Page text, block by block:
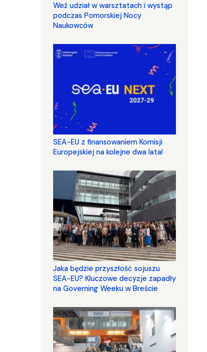
Weź udział w warsztatach i wystąp
podczas Pomorskiej Nocy
Naukowców
SEA-EU z finansowaniem Komisji
Europejskiej na kolejne dwa lata!
Jaka będzie przyszłość sojuszu
SEA-EU? Kluczowe decyzje zapadły
na Governing Weeku w Breście